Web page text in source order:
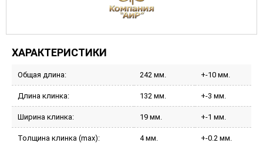
ХАРАКТЕРИСТИКИ
Общая длина: 242 мм. +-10 мм.
Длина клинка: 132 мм. +-3 мм.
Ширина клинка: 19 мм. +-1 мм.
Толщина клинка (max): 4 мм. +-0.2 мм.